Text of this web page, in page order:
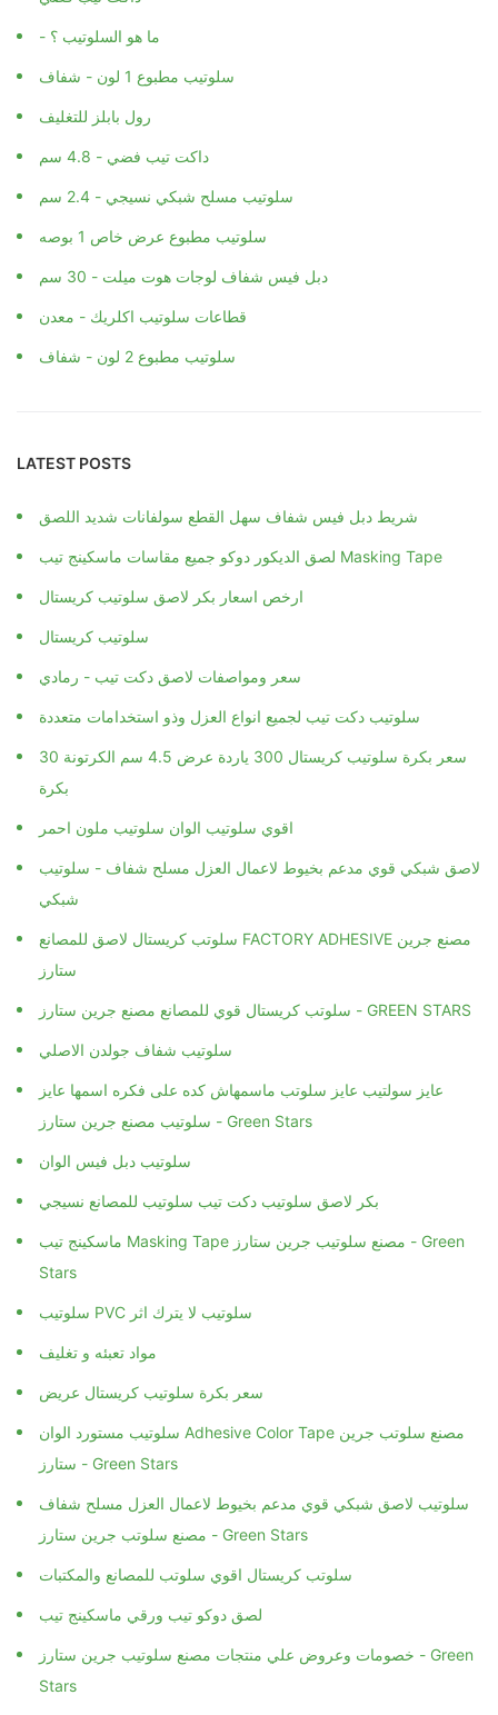
- ما هو السلوتيب ؟
سلوتيب مطبوع 1 لون - شفاف
رول بابلز للتغليف
داكت تيب فضي - 4.8 سم
سلوتيب مسلح شبكي نسيجي - 2.4 سم
سلوتيب مطبوع عرض خاص 1 بوصه
دبل فيس شفاف لوجات هوت ميلت - 30 سم
قطاعات سلوتيب اكلريك - معدن
سلوتيب مطبوع 2 لون - شفاف
LATEST POSTS
شريط دبل فيس شفاف سهل القطع سولفانات شديد اللصق
لصق الديكور دوكو جميع مقاسات ماسكينج تيب Masking Tape
ارخص اسعار بكر لاصق سلوتيب كريستال
سلوتيب كريستال
سعر ومواصفات لاصق دكت تيب - رمادي
سلوتيب دكت تيب لجميع انواع العزل وذو استخدامات متعددة
سعر بكرة سلوتيب كريستال 300 ياردة عرض 4.5 سم الكرتونة 30
بكرة
اقوي سلوتيب الوان سلوتيب ملون احمر
لاصق شبكي قوي مدعم بخيوط لاعمال العزل مسلح شفاف - سلوتيب
شبكي
سلوتب كريستال لاصق للمصانع FACTORY ADHESIVE مصنع جرين
ستارز
سلوتب كريستال قوي للمصانع مصنع جرين ستارز - GREEN STARS
سلوتيب شفاف جولدن الاصلي
عايز سولتيب عايز سلوتب ماسمهاش كده على فكره اسمها عايز
سلوتيب مصنع جرين ستارز - Green Stars
سلوتيب دبل فيس الوان
بكر لاصق سلوتيب دكت تيب سلوتيب للمصانع نسيجي
ماسكينج تيب Masking Tape مصنع سلوتيب جرين ستارز - Green
Stars
سلوتيب PVC سلوتيب لا يترك اثر
مواد تعبئه و تغليف
سعر بكرة سلوتيب كريستال عريض
سلوتيب مستورد الوان Adhesive Color Tape مصنع سلوتب جرين
ستارز - Green Stars
سلوتيب لاصق شبكي قوي مدعم بخيوط لاعمال العزل مسلح شفاف
مصنع سلوتب جرين ستارز - Green Stars
سلوتب كريستال اقوي سلوتب للمصانع والمكتبات
لصق دوكو تيب ورقي ماسكينج تيب
خصومات وعروض علي منتجات مصنع سلوتيب جرين ستارز - Green
Stars